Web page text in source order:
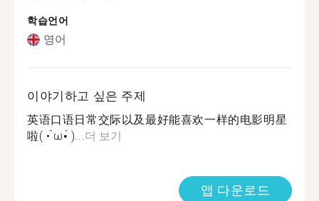
학습언어
영어
이야기하고 싶은 주제
英语口语日常交际以及最好能喜欢一样的电影明星
啦( • ̀ω•́ )...더 보기
앱 다운로드